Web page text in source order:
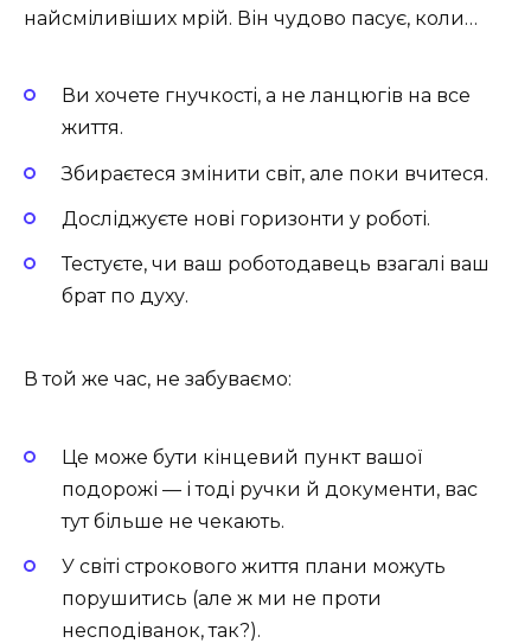
найсміливіших мрій. Він чудово пасує, коли…
Ви хочете гнучкості, а не ланцюгів на все
життя.
Збираєтеся змінити світ, але поки вчитеся.
Досліджуєте нові горизонти у роботі.
Тестуєте, чи ваш роботодавець взагалі ваш
брат по духу.
В той же час, не забуваємо:
Це може бути кінцевий пункт вашої
подорожі — і тоді ручки й документи, вас
тут більше не чекають.
У світі строкового життя плани можуть
порушитись (але ж ми не проти
несподіванок, так?).